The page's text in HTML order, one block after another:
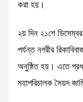
করা হয়।
২য় দিন ২১শে
পর্যন্ত নগরীর
অনুষ্ঠিত হয়। এতে
মহাপরিচালক সৈয়দ